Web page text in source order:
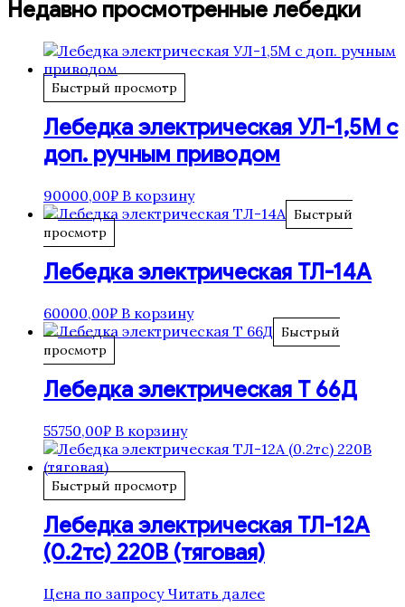
Недавно просмотренные лебедки
Быстрый просмотр
Лебедка электрическая УЛ-1,5М с
доп. ручным приводом
90000,00₽ В корзину
Быстрый
просмотр
Лебедка электрическая ТЛ-14А
60000,00₽ В корзину
Быстрый
просмотр
Лебедка электрическая Т 66Д
55750,00₽ В корзину
Быстрый просмотр
Лебедка электрическая ТЛ-12А
(0.2тс) 220В (тяговая)
Цена по запросу Читать далее